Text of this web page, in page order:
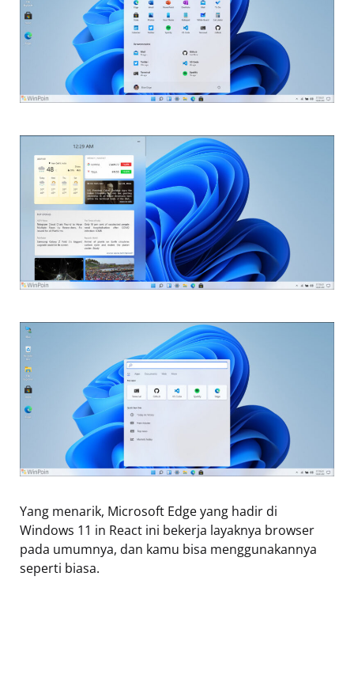
Yang menarik, Microsoft Edge yang hadir di
Windows 11 in React ini bekerja layaknya browser
pada umumnya, dan kamu bisa menggunakannya
seperti biasa.